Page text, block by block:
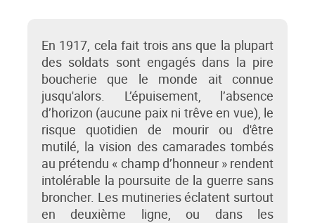
En 1917, cela fait trois ans que la plupart
des soldats sont engagés dans la pire
boucherie que le monde ait connue
jusqu'alors. L’épuisement, l’absence
d’horizon (aucune paix ni trêve en vue), le
risque quotidien de mourir ou d'être
mutilé, la vision des camarades tombés
au prétendu « champ d’honneur » rendent
intolérable la poursuite de la guerre sans
broncher. Les mutineries éclatent surtout
en deuxième ligne, ou dans les